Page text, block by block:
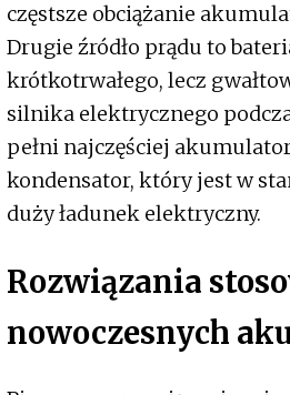
częstsze obciążanie
Drugie źródło prądu to
krótkotrwałego, lecz
silnika elektrycznego
pełni najczęściej
kondensator, który jest w
duży ładunek elektryczny.
Rozwiązania
nowoczesnych